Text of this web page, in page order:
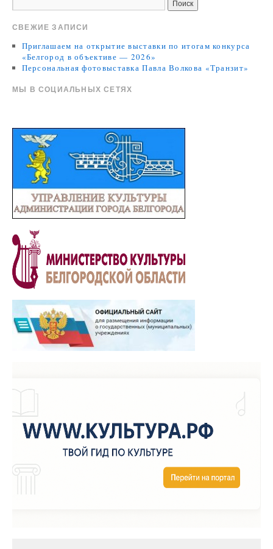
СВЕЖИЕ ЗАПИСИ
Приглашаем на открытие выставки по итогам конкурса
«Белгород в объективе — 2026»
Персональная фотовыставка Павла Волкова «Транзит»
МЫ В СОЦИАЛЬНЫХ СЕТЯХ